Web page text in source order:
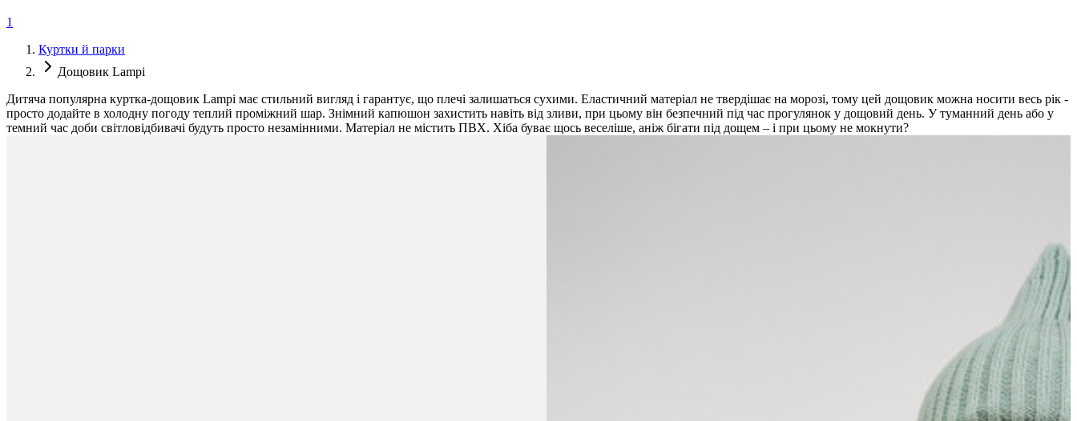
1
Куртки й парки
Дощовик Lampi
Дитяча популярна куртка-дощовик Lampi має стильний вигляд і гарантує, що плечі залишаться сухими. Еластичний матеріал не твердішає на морозі, тому цей дощовик можна носити весь рік -
просто додайте в холодну погоду теплий проміжний шар. Знімний капюшон захистить навіть від зливи, при цьому він безпечний під час прогулянок у дощовий день. У туманний день або у
темний час доби світловідбивачі будуть просто незамінними. Матеріал не містить ПВХ. Хіба буває щось веселіше, аніж бігати під дощем – і при цьому не мокнути?